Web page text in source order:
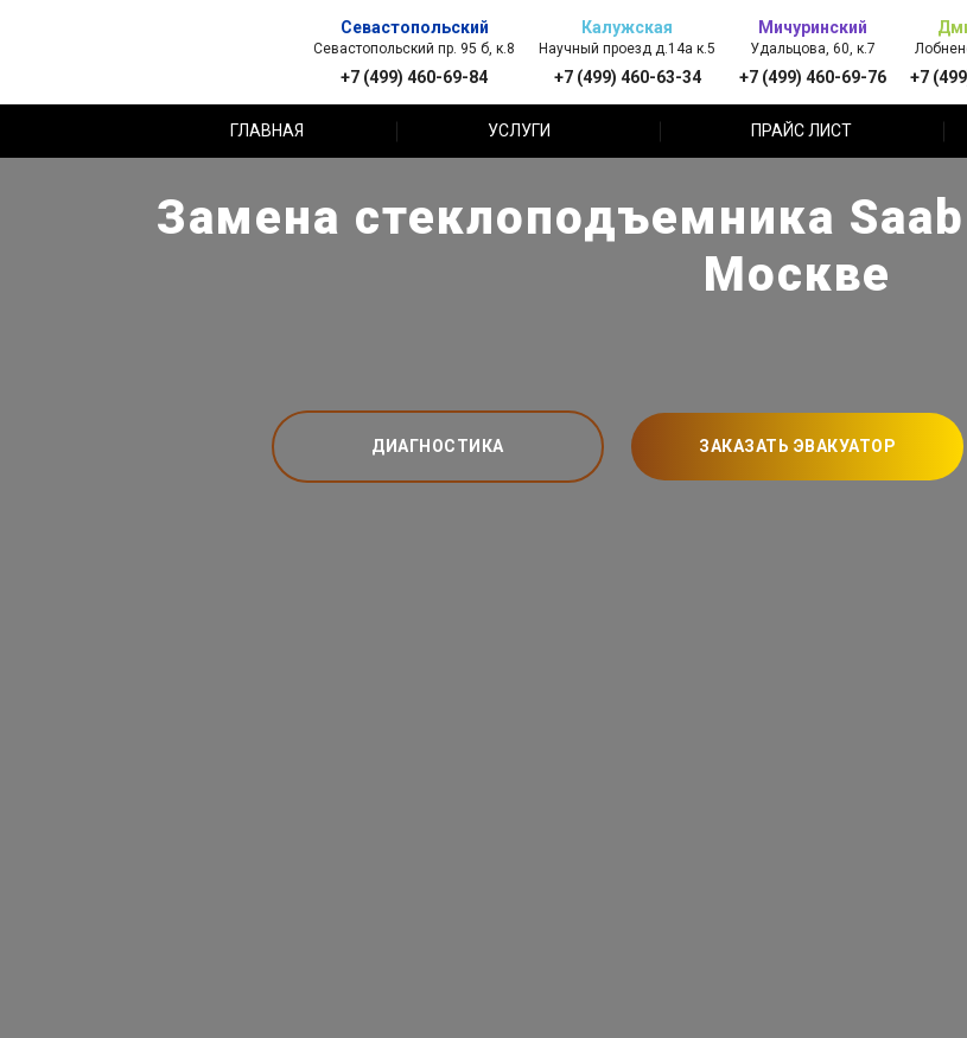
Севастопольский
Севастопольский пр. 95 б, к.8
+7 (499) 460-69-84
Калужская
Научный проезд д.14а к.5
+7 (499) 460-63-34
Мичуринский
Удальцова, 60, к.7
+7 (499) 460-69-76 +7
ГЛАВНАЯ УСЛУГИ ПРАЙС ЛИСТ
Замена стеклоподъемника
Москве
ДИАГНОСТИКА ЗАКАЗАТЬ ЭВАКУАТОР